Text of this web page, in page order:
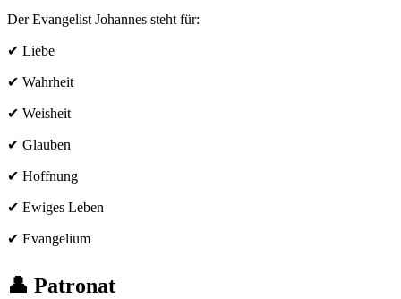
Der Evangelist Johannes steht für:
✔ Liebe
✔ Wahrheit
✔ Weisheit
✔ Glauben
✔ Hoffnung
✔ Ewiges Leben
✔ Evangelium
👤 Patronat